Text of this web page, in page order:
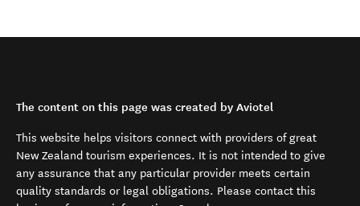
The content on this page was created by Aviotel
This website helps visitors connect with providers of great
New Zealand tourism experiences. It is not intended to give
any assurance that any particular provider meets certain
quality standards or legal obligations. Please contact this